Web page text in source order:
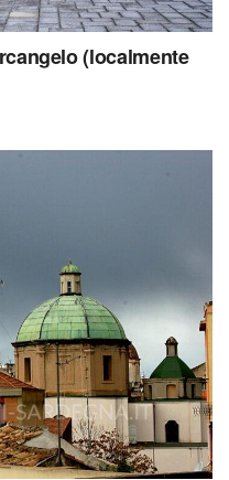
(localmente